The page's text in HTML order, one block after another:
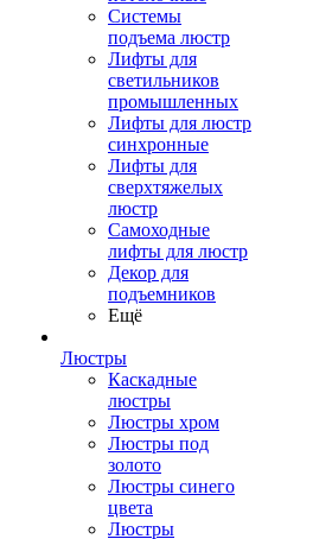
Системы
подъема люстр
Лифты для
светильников
промышленных
Лифты для люстр
синхронные
Лифты для
сверхтяжелых
люстр
Самоходные
лифты для люстр
Декор для
подъемников
Ещё
Люстры
Каскадные
люстры
Люстры хром
Люстры под
золото
Люстры синего
цвета
Люстры